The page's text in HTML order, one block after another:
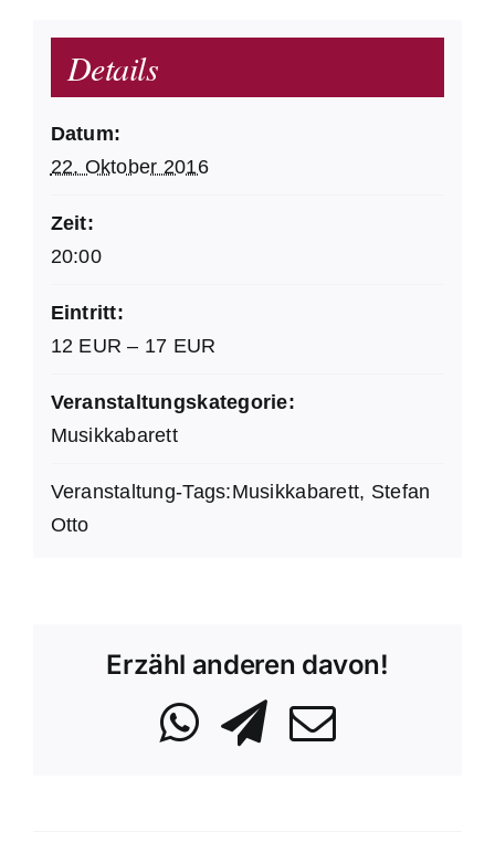
Details
Datum:
22. Oktober 2016
Zeit:
20:00
Eintritt:
12 EUR – 17 EUR
Veranstaltungskategorie:
Musikkabarett
Veranstaltung-Tags:Musikkabarett, Stefan
Otto
Erzähl anderen davon!
WhatsApp
Telegram
Email